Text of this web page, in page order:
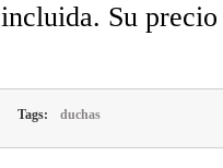
incluida. Su
Tags: duchas